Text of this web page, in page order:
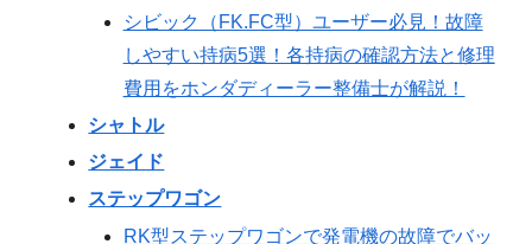
シビック（FK.FC型）ユーザー必見！故障
しやすい持病5選！各持病の確認方法と修理
費用をホンダディーラー整備士が解説！
シャトル
ジェイド
ステップワゴン
RK型ステップワゴンで発電機の故障でバッ